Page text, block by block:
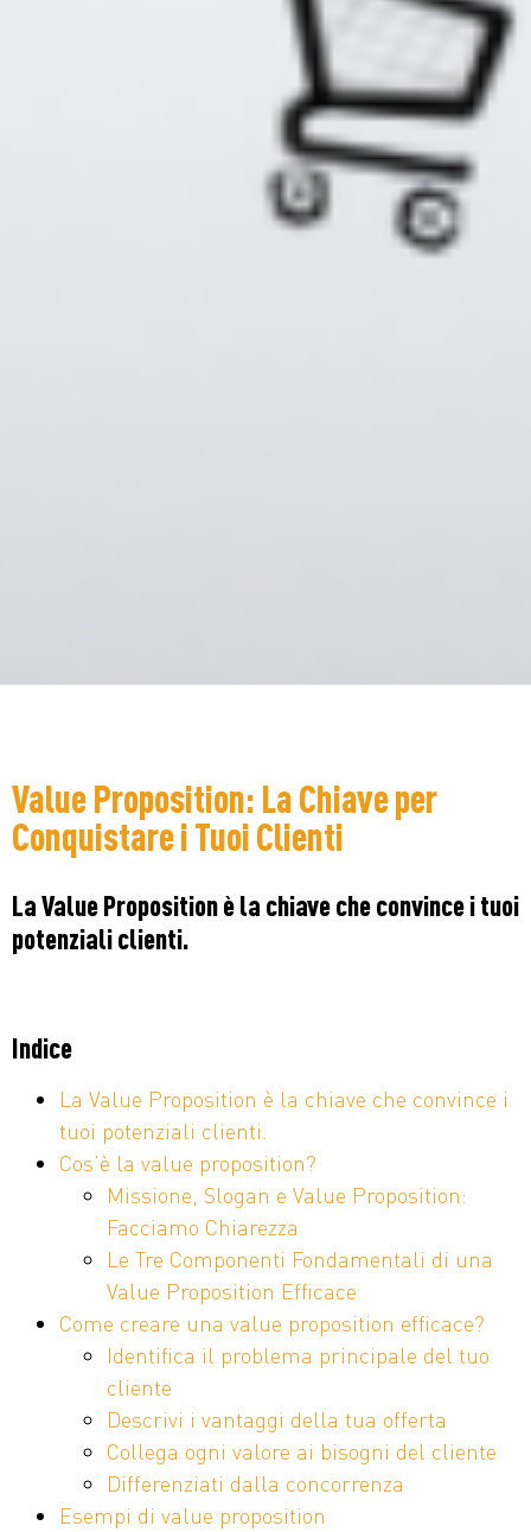
Value Proposition: La Chiave per
Conquistare i Tuoi Clienti
La Value Proposition è la chiave che convince i tuoi
potenziali clienti.
Indice
La Value Proposition è la chiave che convince i
tuoi potenziali clienti.
Cos’è la value proposition?
Missione, Slogan e Value Proposition:
Facciamo Chiarezza
Le Tre Componenti Fondamentali di una
Value Proposition Efficace
Come creare una value proposition efficace?
Identifica il problema principale del tuo
cliente
Descrivi i vantaggi della tua offerta
Collega ogni valore ai bisogni del cliente
Differenziati dalla concorrenza
Esempi di value proposition